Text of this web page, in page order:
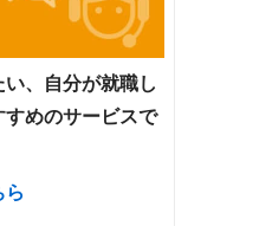
、自分が就職し
めのサービスで
ら